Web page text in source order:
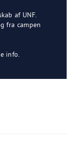
af UNF.
fra campen
info.